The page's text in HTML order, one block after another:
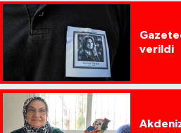
verildi